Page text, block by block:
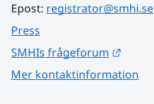
Epost: registrator@smhi.se
Press
SMHIs frågeforum
Mer kontaktinformation